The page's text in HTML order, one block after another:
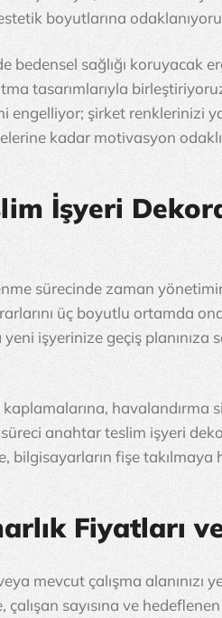
boyutlarına
bedensel sağlığı koruyacak
tasarımlarıyla
şirket renklerinizi
kadar motivasyon
İşyeri
sürecinde zaman
üç boyutlu ortamda
işyerinize geçiş
havalandırma
anahtar teslim işyeri
fişe takılmaya
Fiyatları
mevcut çalışma alanınızı
sayısına ve